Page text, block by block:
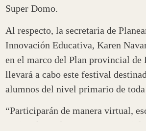
Super Domo.
Al respecto, la secretaria de
Innovación Educativa, Karen
en el marco del Plan provincial de
llevará a cabo este festival
alumnos del nivel primario de
“Participarán de manera virtual,
nacionales y de manera presencial,